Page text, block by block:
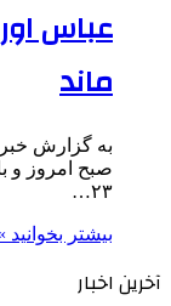
عباس
ماند
به گزارش
۲۳…
بیشتر بخوانید
آخرین اخبار